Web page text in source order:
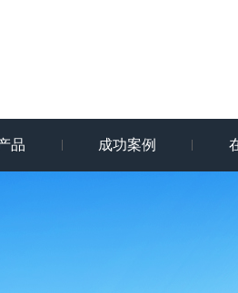
品 成功案例